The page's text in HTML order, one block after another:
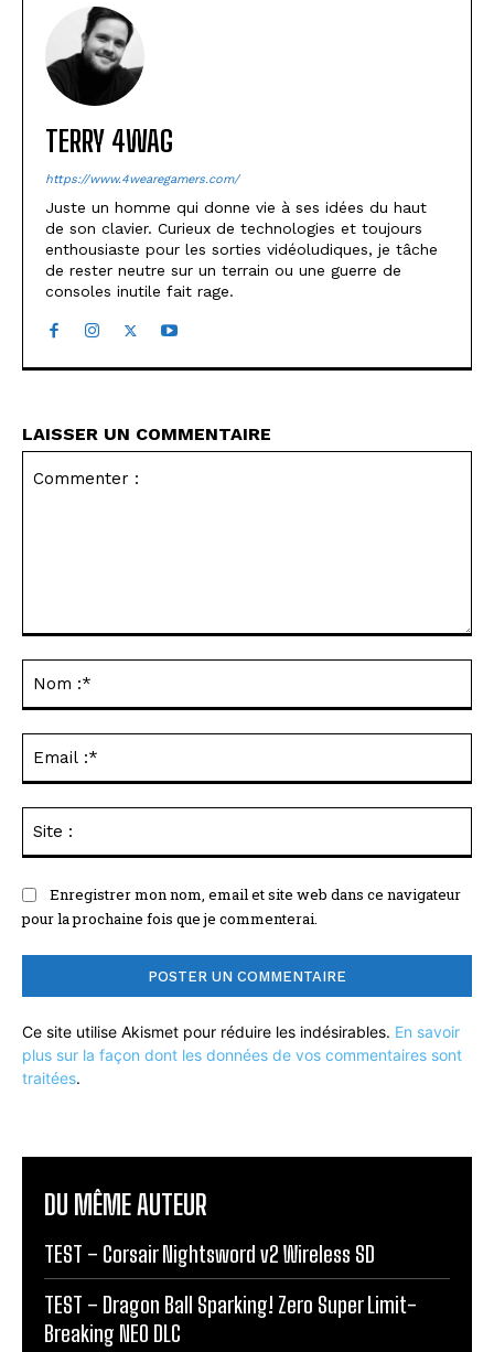
TERRY 4WAG
https://www.4wearegamers.com/
Juste un homme qui donne vie à ses idées du haut
de son clavier. Curieux de technologies et toujours
enthousiaste pour les sorties vidéoludiques, je tâche
de rester neutre sur un terrain ou une guerre de
consoles inutile fait rage.
LAISSER UN COMMENTAIRE
Enregistrer mon nom, email et site web dans ce navigateur
pour la prochaine fois que je commenterai.
Ce site utilise Akismet pour réduire les indésirables. En savoir
plus sur la façon dont les données de vos commentaires sont
traitées.
DU MÊME AUTEUR
TEST – Corsair Nightsword v2 Wireless SD
TEST – Dragon Ball Sparking! Zero Super Limit-
Breaking NEO DLC